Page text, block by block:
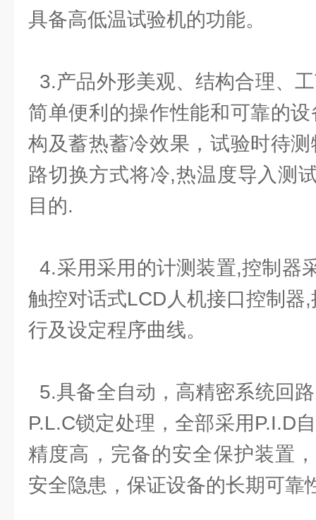
具备高低温试验机的功能。
3.产品外形美观、结构合理、
简单便利的操作性能和可靠的
构及蓄热蓄冷效果，试验时待
路切换方式将冷,热温度导入测
目的.
4.采用采用的计测装置,控制器
触控对话式LCD人机接口控制器
行及设定程序曲线。
5.具备全自动，高精密系统回
P.L.C锁定处理，全部采用P.I.D
精度高，完备的安全保护装置
安全隐患，保证设备的长期可靠